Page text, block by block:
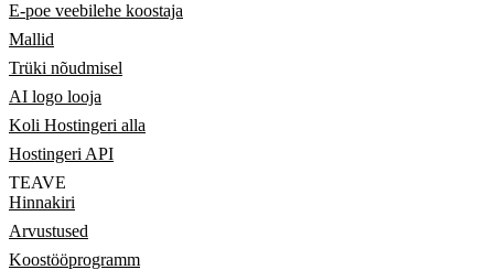
E-poe veebilehe koostaja
Mallid
Trüki nõudmisel
AI logo looja
Koli Hostingeri alla
Hostingeri API
TEAVE
Hinnakiri
Arvustused
Koostööprogramm